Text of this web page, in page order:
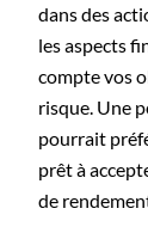
dans des
les aspects
compte vos
risque. Une
pourrait
prêt à
de